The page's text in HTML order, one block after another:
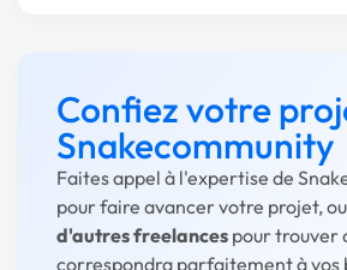
Confiez votre
Snakecommunity
Faites appel à l'expertise de
pour faire avancer votre projet,
d'autres freelances pour trouver
correspondra parfaitement à vos